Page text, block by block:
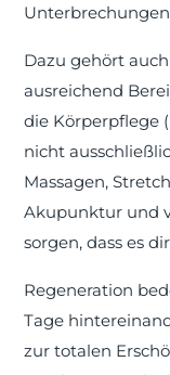
Dazu gehört
ausreichend
die Körperpflege
nicht
Massagen,
Akupunktur und
sorgen, dass es
Regeneration
Tage
zur totalen